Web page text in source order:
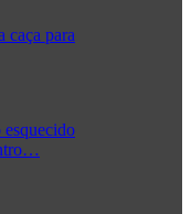
caça para